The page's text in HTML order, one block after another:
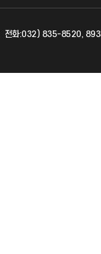
전화:032) 835-8520,